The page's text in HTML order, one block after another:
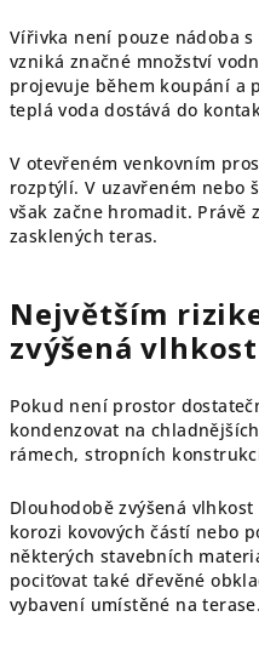
Vířivka není pouze nádoba
vzniká značné množství
projevuje během koupání a
teplá voda dostává do
V otevřeném venkovním
rozptýlí. V uzavřeném nebo
však začne hromadit. Právě
zasklených teras.
Největším
zvýšená vlhkost
Pokud není prostor
kondenzovat na
rámech, stropních
Dlouhodobě zvýšená
korozi kovových částí nebo
některých stavebních
pociťovat také dřevěné
vybavení umístěné na terase.